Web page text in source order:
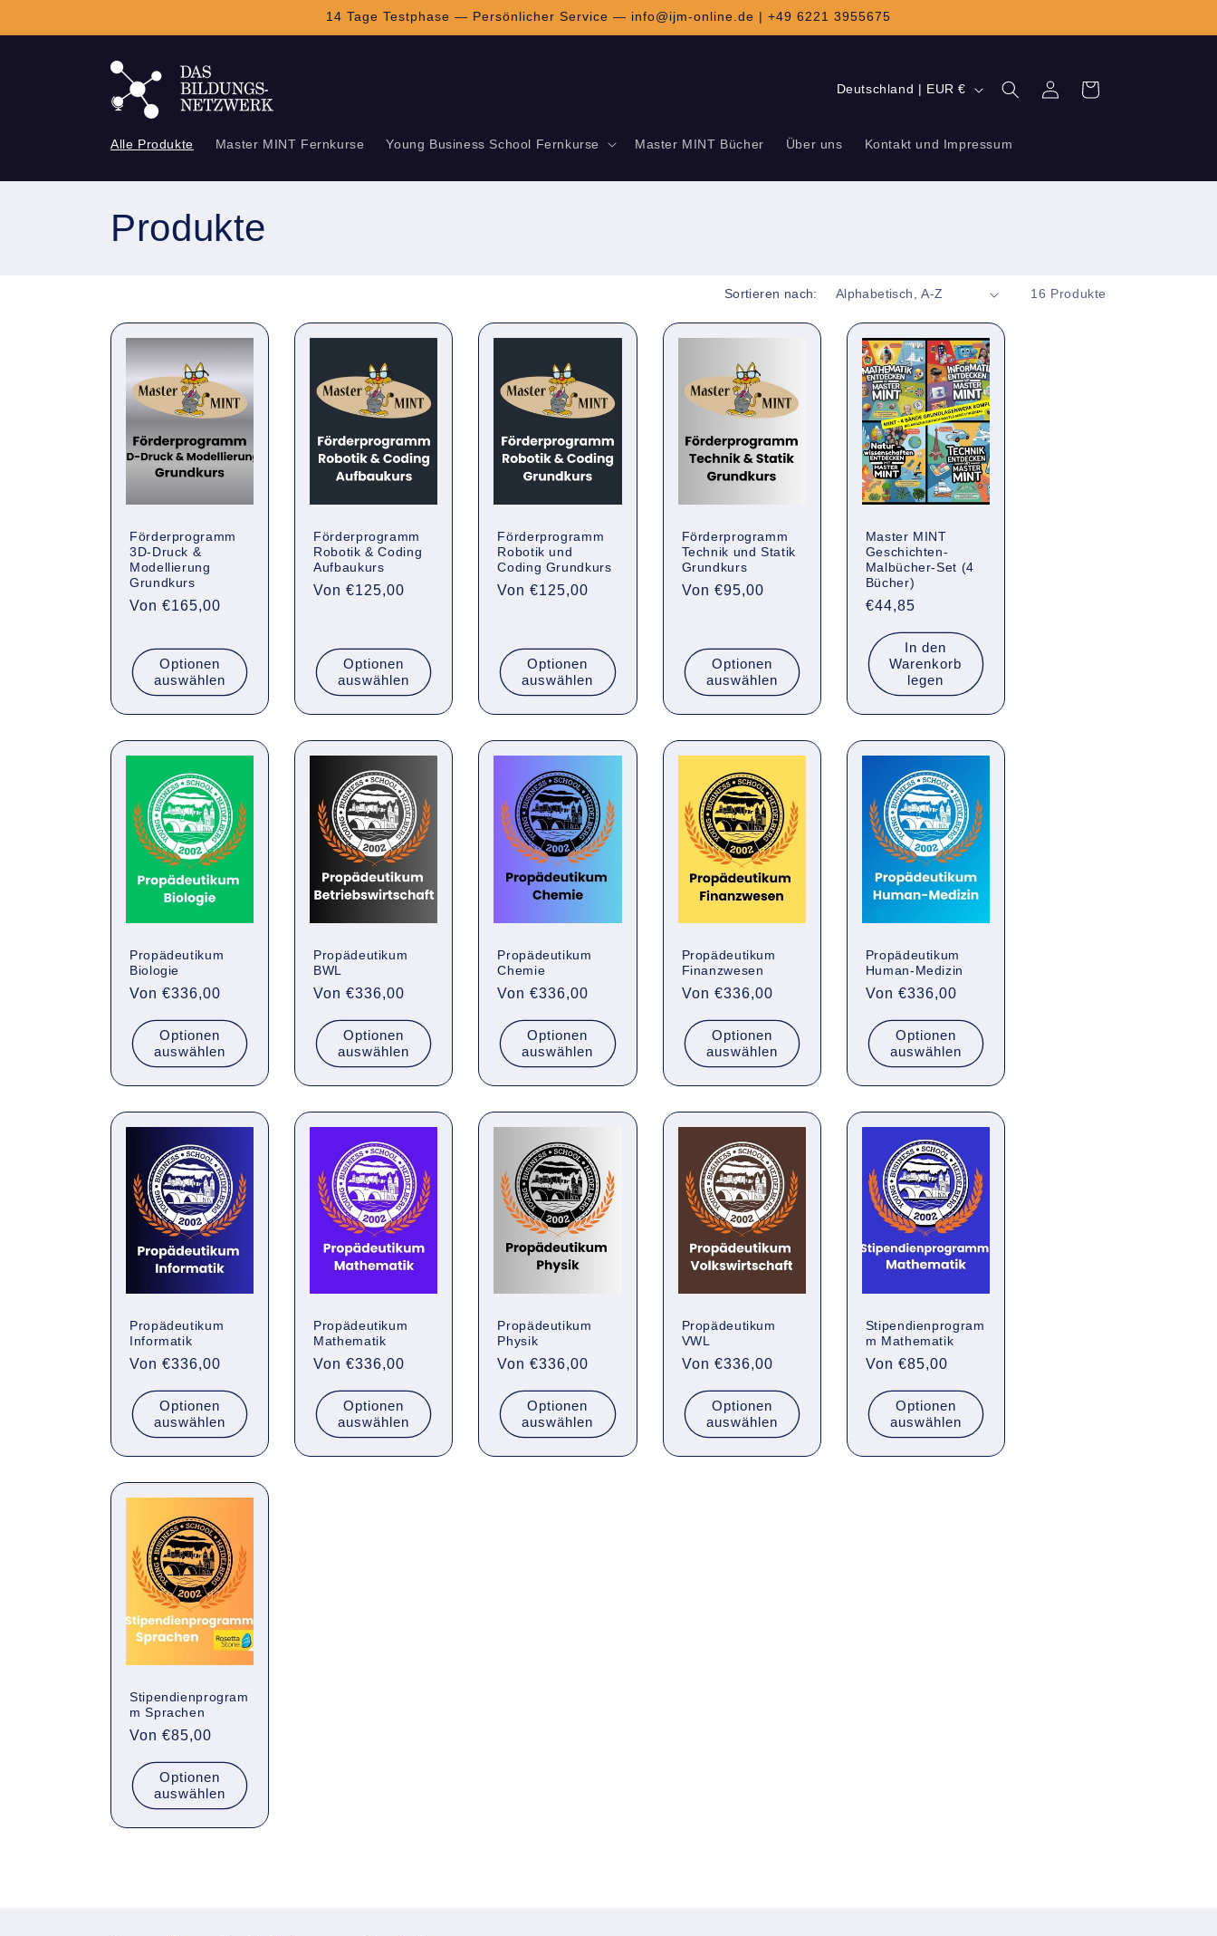
Inhalt
14 Tage Testphase — Persönlicher Service — info@ijm-online.de | +49 6221 3955675
Alle Produkte Master MINT Fernkurse Young Business School Fernkurse Master MINT Bücher Über uns Kontakt und Impressum
L
n
g
Deutschland | EUR € EinloggenWarenkorb
K
t
e
g
o
e
Produkte
Sortieren nach: 16 Produkte
Förderprogramm
3D-Druck &
Modellierung
Grundkurs
Normaler
Von €165,00
Optionen
auswählen
Förderprogramm
Robotik & Coding
Aufbaukurs
Normaler
Von €125,00
Optionen
auswählen
Förderprogramm
Robotik und
Coding Grundkurs
Normaler
Von €125,00
Optionen
auswählen
Förderprogramm
Technik und Statik
Grundkurs
Normaler
Von €95,00
Optionen
auswählen
Master MINT
Geschichten-
Malbücher-Set (4
Bücher)
Normaler
Preis
€44,85
In den
Warenkorb
legen
Propädeutikum
Biologie
Normaler
Von €336,00
Optionen
auswählen
Propädeutikum
BWL
Normaler
Von €336,00
Optionen
auswählen
Propädeutikum
Chemie
Normaler
Von €336,00
Optionen
auswählen
Propädeutikum
Finanzwesen
Normaler
Von €336,00
Optionen
auswählen
Propädeutikum
Human-Medizin
Normaler
Von €336,00
Optionen
auswählen
Propädeutikum
Informatik
Normaler
Preis
Von €336,00
Optionen
auswählen
Propädeutikum
Mathematik
Normaler
Preis
Von €336,00
Optionen
auswählen
Propädeutikum
Physik
Normaler
Preis
Von €336,00
Optionen
auswählen
Propädeutikum
VWL
Normaler
Preis
Von €336,00
Optionen
auswählen
Stipendienprogram
m Mathematik
Normaler
Preis
Von €85,00
Optionen
auswählen
Stipendienprogram
m Sprachen
Normaler
Von €85,00
Optionen
auswählen